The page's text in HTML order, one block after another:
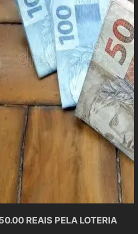
REAIS PELA LOTERIA